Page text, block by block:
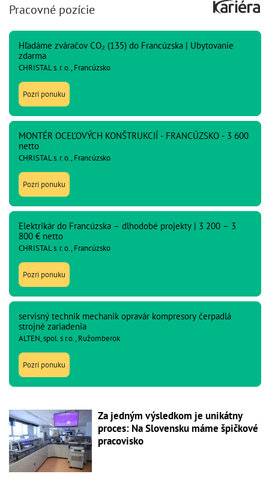
Pracovné pozície
Hľadáme zváračov CO₂ (135) do Francúzska | Ubytovanie
zdarma
CHRISTAL s. r. o., Francúzsko
Pozri ponuku
MONTÉR OCEĽOVÝCH KONŠTRUKCIÍ - FRANCÚZSKO - 3 600
netto
CHRISTAL s. r. o., Francúzsko
Pozri ponuku
Elektrikár do Francúzska – dlhodobé projekty | 3 200 – 3
800 € netto
CHRISTAL s. r. o., Francúzsko
Pozri ponuku
servisný technik mechanik opravár kompresory čerpadlá
strojné zariadenia
ALTEN, spol. s r.o., Ružomberok
Pozri ponuku
Za jedným výsledkom je unikátny
proces: Na Slovensku máme špičkové
pracovisko